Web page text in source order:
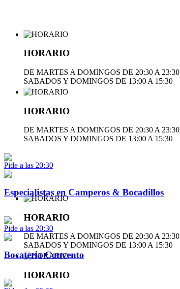
HORARIO
DE MARTES A DOMINGOS DE 20:30 A 23:30
SABADOS Y DOMINGOS DE 13:00 A 15:30
HORARIO
HORARIO
DE MARTES A DOMINGOS DE 20:30 A 23:30
SABADOS Y DOMINGOS DE 13:00 A 15:30
HORARIO
DE MARTES A DOMINGOS DE 20:30 A 23:30
SABADOS Y DOMINGOS DE 13:00 A 15:30
Pide a las 20:30
Especialistas en Camperos & Bocadillos
Pide a las 20:30
Bocateria Convento